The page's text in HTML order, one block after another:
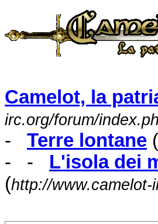
Camelot, la
irc.org/forum/
- Terre lontane (
- - L'isola dei
(http://www.camelot-